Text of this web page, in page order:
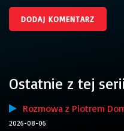
Ostatnie z tej
Rozmowa z Piotrem
2026-08-06